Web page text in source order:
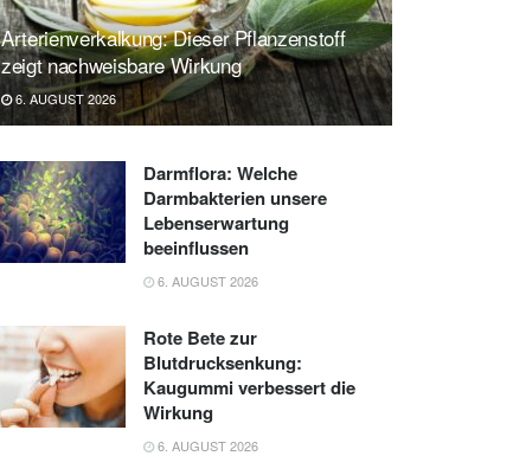
Arterienverkalkung: Dieser Pflanzenstoff
zeigt nachweisbare Wirkung
6. AUGUST 2026
Darmflora: Welche
Darmbakterien unsere
Lebenserwartung
beeinflussen
6. AUGUST 2026
Rote Bete zur
Blutdrucksenkung:
Kaugummi verbessert die
Wirkung
6. AUGUST 2026